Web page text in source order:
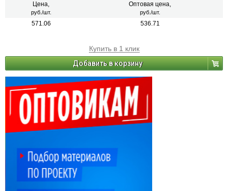
Цена,
руб./шт.
Оптовая цена,
руб./шт.
571.06 536.71
Купить в 1 клик
Добавить в корзину